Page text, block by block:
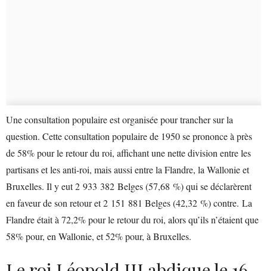
Une consultation populaire est organisée pour trancher sur la
question. Cette consultation populaire de 1950 se prononce à près
de 58% pour le retour du roi, affichant une nette division entre les
partisans et les anti-roi, mais aussi entre la Flandre, la Wallonie et
Bruxelles. Il y eut 2 933 382 Belges (57,68 %) qui se déclarèrent
en faveur de son retour et 2 151 881 Belges (42,32 %) contre. La
Flandre était à 72,2% pour le retour du roi, alors qu’ils n’étaient que
58% pour, en Wallonie, et 52% pour, à Bruxelles.